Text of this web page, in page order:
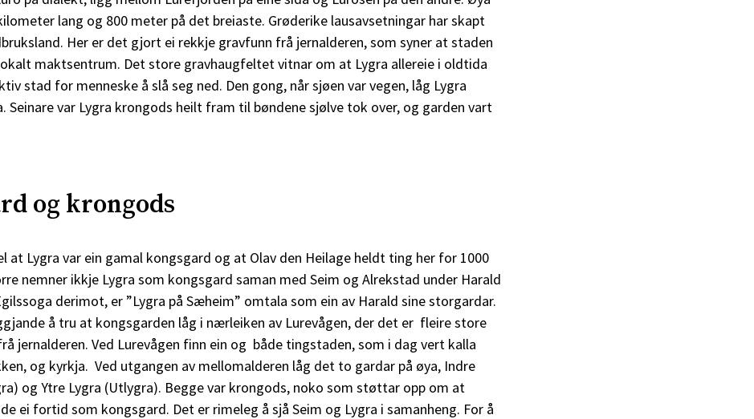
lang og 800 meter på det breiaste. Grøderike lausavsetningar har skapt
Her er det gjort ei rekkje gravfunn frå jernalderen, som syner at staden
maktsentrum. Det store gravhaugfeltet vitnar om at Lygra allereie i oldtida
stad for menneske å slå seg ned. Den gong, når sjøen var vegen, låg Lygra
Seinare var Lygra krongods heilt fram til bøndene sjølve tok over, og garden vart
og krongods
at Lygra var ein gamal kongsgard og at Olav den Heilage heldt ting her for 1000
nemner ikkje Lygra som kongsgard saman med Seim og Alrekstad under Harald
derimot, er ”Lygra på Sæheim” omtala som ein av Harald sine storgardar.
å tru at kongsgarden låg i nærleiken av Lurevågen, der det er fleire store
jernalderen. Ved Lurevågen finn ein og både tingstaden, som i dag vert kalla
og kyrkja. Ved utgangen av mellomalderen låg det to gardar på øya, Indre
og Ytre Lygra (Utlygra). Begge var krongods, noko som støttar opp om at
ei fortid som kongsgard. Det er rimeleg å sjå Seim og Lygra i samanheng. For å